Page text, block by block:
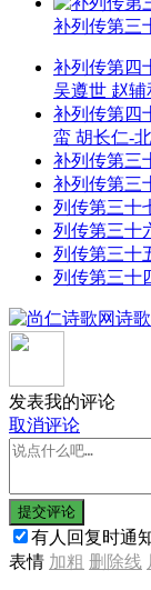
补列传第三
补列传第四
吴遵世 赵
补列传第四
蛮 胡长仁-
补列传第三
补列传第三
列传第三十
列传第三十
列传第三十
列传第三十
发表我的评论
取消评论
提交评论
有人回复时通
表情 加粗 删除线